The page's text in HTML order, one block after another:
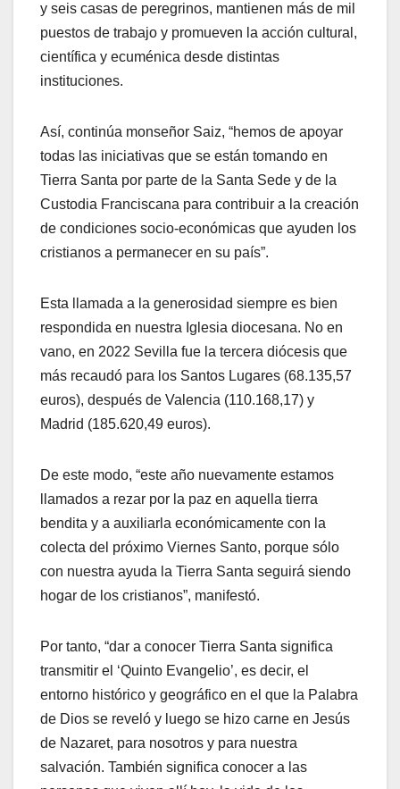
y seis casas de peregrinos, mantienen más de mil
puestos de trabajo y promueven la acción cultural,
científica y ecuménica desde distintas
instituciones.
Así, continúa monseñor Saiz, “hemos de apoyar
todas las iniciativas que se están tomando en
Tierra Santa por parte de la Santa Sede y de la
Custodia Franciscana para contribuir a la creación
de condiciones socio-económicas que ayuden los
cristianos a permanecer en su país”.
Esta llamada a la generosidad siempre es bien
respondida en nuestra Iglesia diocesana. No en
vano, en 2022 Sevilla fue la tercera diócesis que
más recaudó para los Santos Lugares (68.135,57
euros), después de Valencia (110.168,17) y
Madrid (185.620,49 euros).
De este modo, “este año nuevamente estamos
llamados a rezar por la paz en aquella tierra
bendita y a auxiliarla económicamente con la
colecta del próximo Viernes Santo, porque sólo
con nuestra ayuda la Tierra Santa seguirá siendo
hogar de los cristianos”, manifestó.
Por tanto, “dar a conocer Tierra Santa significa
transmitir el ‘Quinto Evangelio’, es decir, el
entorno histórico y geográfico en el que la Palabra
de Dios se reveló y luego se hizo carne en Jesús
de Nazaret, para nosotros y para nuestra
salvación. También significa conocer a las